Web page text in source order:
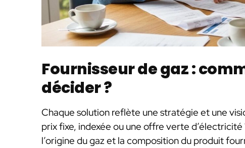
Fournisseur de gaz :
décider ?
Chaque solution reflète une stratégie et une
prix fixe, indexée ou une offre verte
l’origine du gaz et la composition du produit